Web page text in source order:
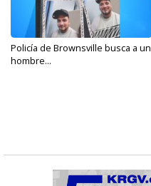
Policía de Brownsville busca a un
hombre...